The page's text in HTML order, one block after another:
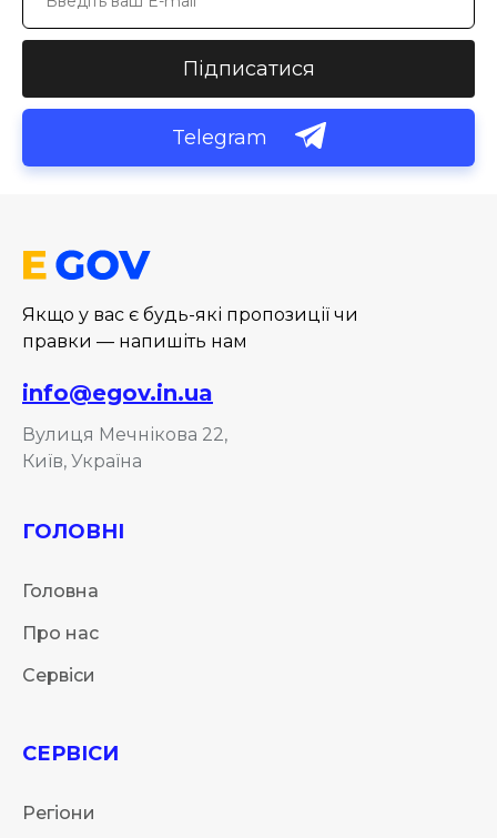
Підписатися
Telegram
Якщо у вас є будь-які пропозиції чи
правки — напишіть нам
info@egov.in.ua
Вулиця Мечнікова 22,
Київ, Україна
ГОЛОВНІ
Головна
Про нас
Сервіси
СЕРВІСИ
Регіони